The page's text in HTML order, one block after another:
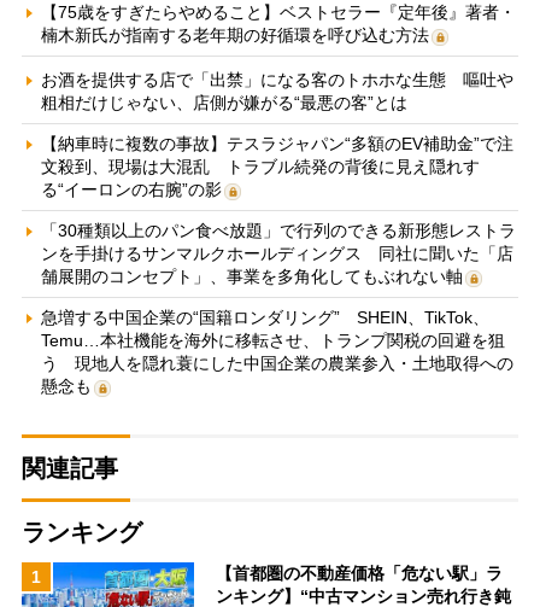
【75歳をすぎたらやめること】ベストセラー『定年後』著者・
楠木新氏が指南する老年期の好循環を呼び込む方法
お酒を提供する店で「出禁」になる客のトホホな生態 嘔吐や
粗相だけじゃない、店側が嫌がる“最悪の客”とは
【納車時に複数の事故】テスラジャパン“多額のEV補助金”で注
文殺到、現場は大混乱 トラブル続発の背後に見え隠れす
る“イーロンの右腕”の影
「30種類以上のパン食べ放題」で行列のできる新形態レストラ
ンを手掛けるサンマルクホールディングス 同社に聞いた「店
舗展開のコンセプト」、事業を多角化してもぶれない軸
急増する中国企業の“国籍ロンダリング” SHEIN、TikTok、
Temu…本社機能を海外に移転させ、トランプ関税の回避を狙
う 現地人を隠れ蓑にした中国企業の農業参入・土地取得への
懸念も
関連記事
ランキング
1
【首都圏の不動産価格「危ない駅」ラ
ンキング】“中古マンション売れ行き鈍